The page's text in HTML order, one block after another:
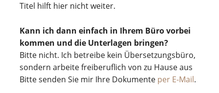
Titel hilft hier nicht weiter.
Kann ich dann ein­fach in Ihrem Büro vor­bei
kom­men und die Unter­la­gen bringen?
Bitte nicht. Ich betreibe kein Über­set­zungs­büro,
son­dern arbeite frei­be­ruf­lich von zu Hause aus
Bitte senden Sie mir Ihre Dokumente per E-Mail.